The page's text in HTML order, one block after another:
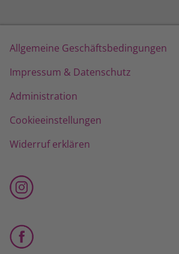
Allgemeine Geschäftsbedingungen
Impressum & Datenschutz
Administration
Cookieeinstellungen
Widerruf erklären